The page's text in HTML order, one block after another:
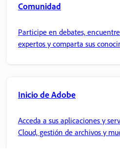
Comunidad
Participe en debates,
expertos y comparta sus
Inicio de Adobe
Acceda a sus aplicaciones y
Cloud, gestión de archivos y